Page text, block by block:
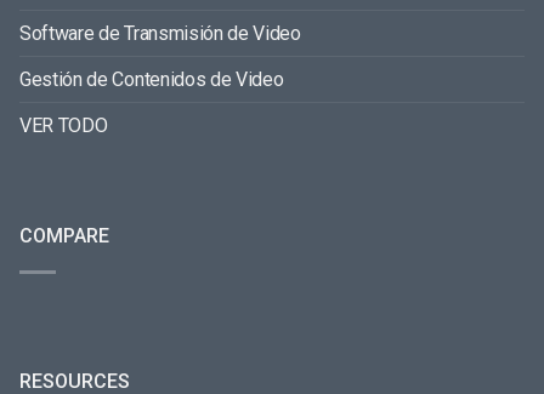
Software de Transmisión de Video
Gestión de Contenidos de Video
VER TODO
COMPARE
RESOURCES